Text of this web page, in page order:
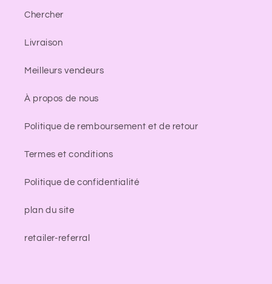
Chercher
Livraison
Meilleurs vendeurs
À propos de nous
Politique de remboursement et de retour
Termes et conditions
Politique de confidentialité
plan du site
retailer-referral